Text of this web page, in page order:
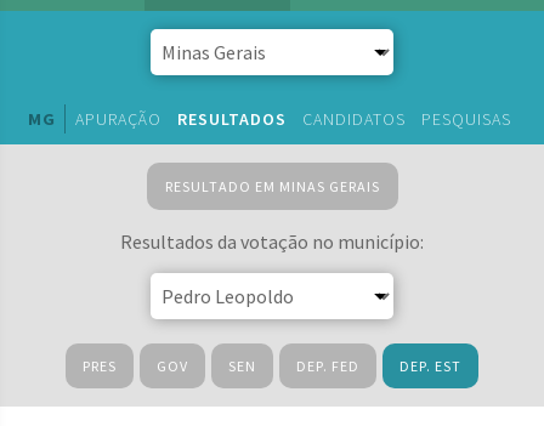
MG APURAÇÃO RESULTADOS CANDIDATOS PESQUISAS
RESULTADO EM MINAS GERAIS
Resultados da votação no município:
PRES GOV SEN DEP. FED DEP. EST